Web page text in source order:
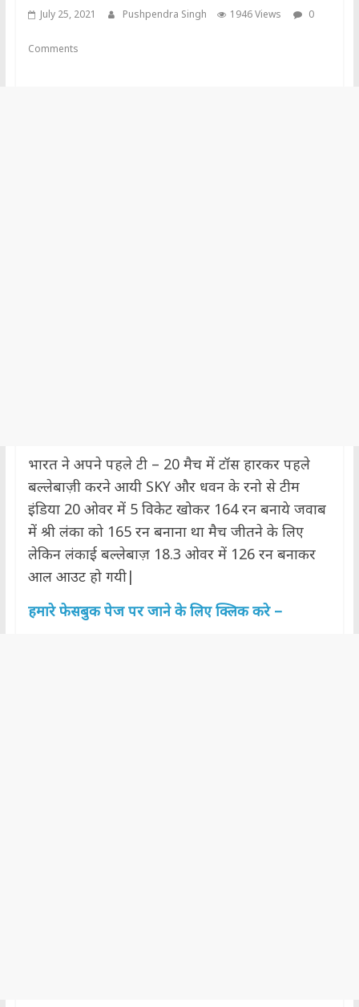
July 25, 2021 Pushpendra Singh 1946 Views 0
Comments
भारत ने अपने पहले टी – 20 मैच में टॉस हारकर पहले
बल्लेबाज़ी करने आयी SKY और धवन के रनो से टीम
इंडिया 20 ओवर में 5 विकेट खोकर 164 रन बनाये जवाब
में श्री लंका को 165 रन बनाना था मैच जीतने के लिए
लेकिन लंकाई बल्लेबाज़ 18.3 ओवर में 126 रन बनाकर
आल आउट हो गयी|
हमारे फेसबुक पेज पर जाने के लिए क्लिक करे –